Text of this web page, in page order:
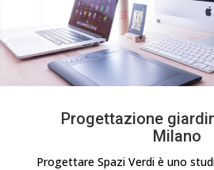
Progettazione
Milano
Progettare Spazi Verdi è uno